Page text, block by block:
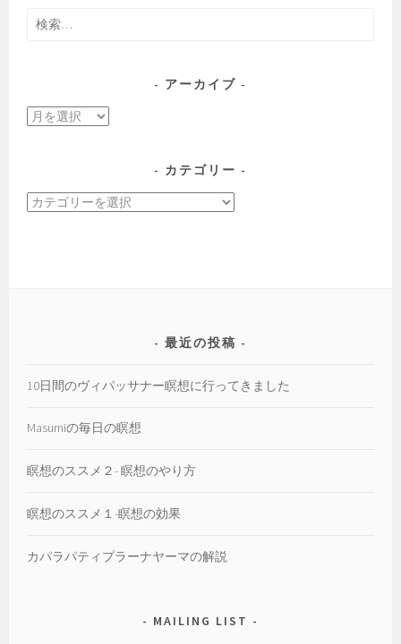
ゲ
ー
ン
検
アーカイブ
ア
ブ
カテゴリー
カ
最近の投稿
10日間のヴィパッサナー瞑想に行ってきました
Masumiの毎日の瞑想
瞑想のススメ２- 瞑想のやり方
瞑想のススメ１-瞑想の効果
カパラパティプラーナヤーマの解説
MAILING LIST